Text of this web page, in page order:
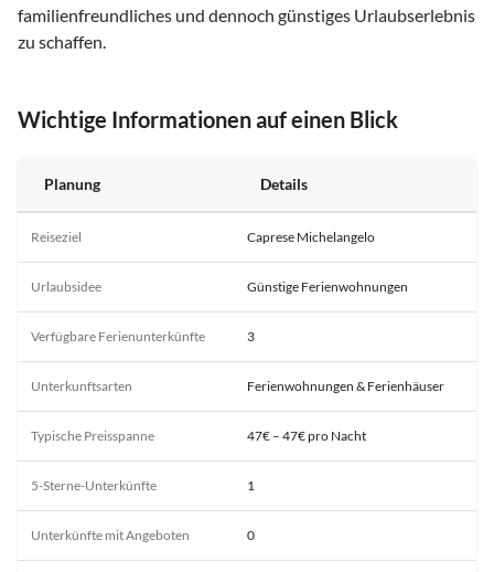
familienfreundliches und dennoch günstiges Urlaubserlebnis
zu schaffen.
Wichtige Informationen auf einen Blick
Planung Details
Reiseziel Caprese Michelangelo
Urlaubsidee Günstige Ferienwohnungen
Verfügbare Ferienunterkünfte 3
Unterkunftsarten Ferienwohnungen & Ferienhäuser
Typische Preisspanne 47€ – 47€ pro Nacht
5-Sterne-Unterkünfte 1
Unterkünfte mit Angeboten 0